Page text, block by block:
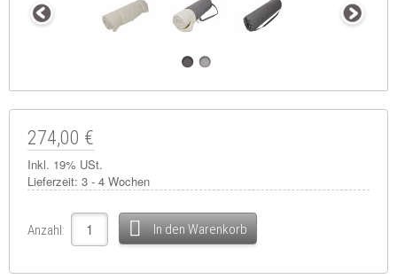
274,00 €
Inkl. 19% USt.
Lieferzeit: 3 - 4 Wochen
Anzahl: In den Warenkorb